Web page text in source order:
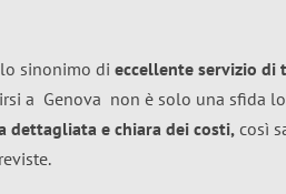
sinonimo di eccellente servizio di
a Genova non è solo una sfida
dettagliata e chiara dei costi, così